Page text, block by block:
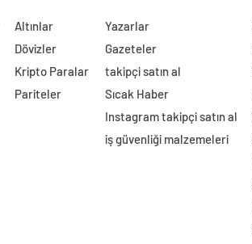
Altınlar
Dövizler
Kripto Paralar
Pariteler
Yazarlar
Gazeteler
takipçi satın al
Sıcak Haber
Instagram takipçi satın al
iş güvenliği malzemeleri